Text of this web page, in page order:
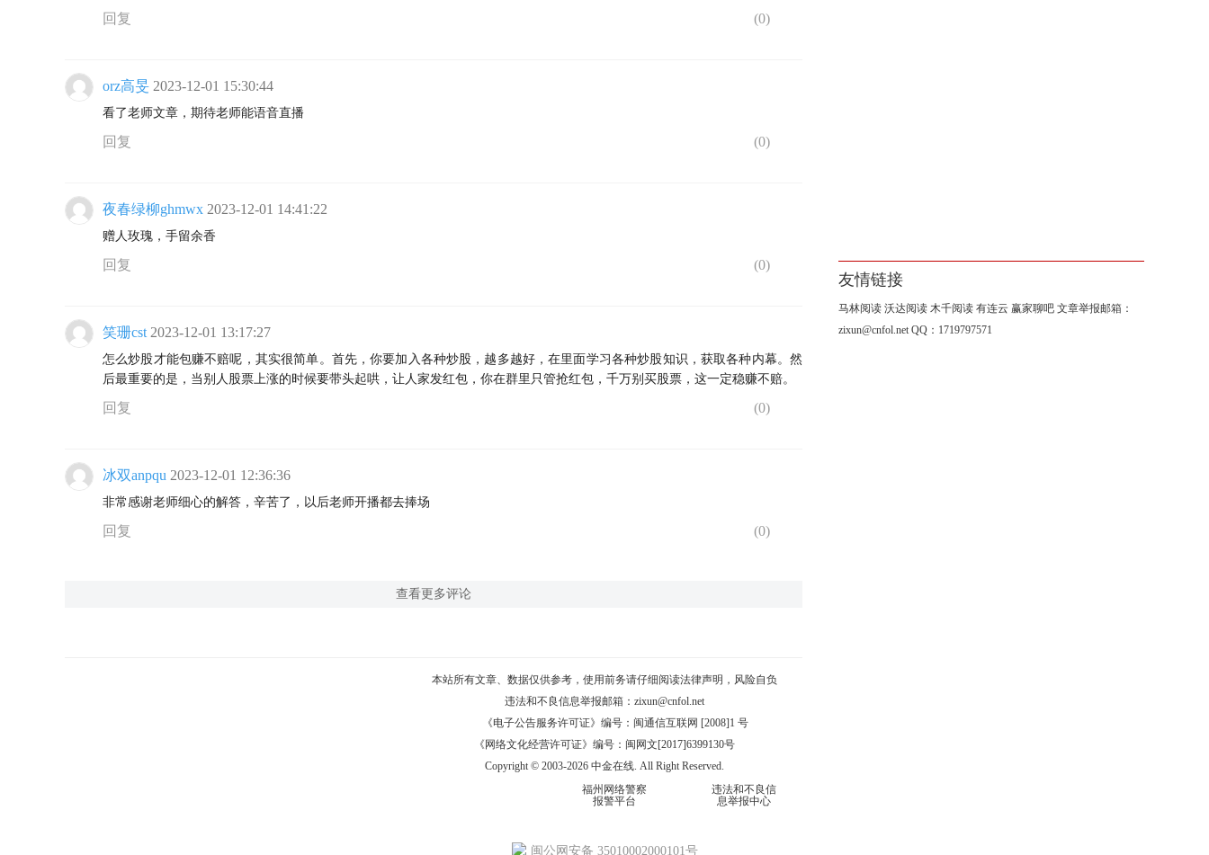
回复 (0)
orz高旻 2023-12-01 15:30:44
看了老师文章，期待老师能语音直播
回复 (0)
夜春绿柳ghmwx 2023-12-01 14:41:22
赠人玫瑰，手留余香
回复 (0)
笑珊cst 2023-12-01 13:17:27
怎么炒股才能包赚不赔呢，其实很简单。首先，你要加入各种炒股，越多越好，在里面学习各种炒股知识，获取各种内幕。然
后最重要的是，当别人股票上涨的时候要带头起哄，让人家发红包，你在群里只管抢红包，千万别买股票，这一定稳赚不赔。
回复 (0)
冰双anpqu 2023-12-01 12:36:36
非常感谢老师细心的解答，辛苦了，以后老师开播都去捧场
回复 (0)
查看更多评论
友情链接
马林阅读 沃达阅读 木千阅读 有连云 赢家聊吧 文章举报邮箱：
zixun@cnfol.net QQ：1719797571
本站所有文章、数据仅供参考，使用前务请仔细阅读法律声明 ，风险自负
违法和不良信息举报邮箱： zixun@cnfol.net
《电子公告服务许可证》编号：闽通信互联网 [2008]1 号
《网络文化经营许可证》编号：闽网文[2017]6399130号
Copyright © 2003-2026 中金在线. All Right Reserved.
福州网络警察
报警平台
违法和不良信
息举报中心
闽公网安备 35010002000101号